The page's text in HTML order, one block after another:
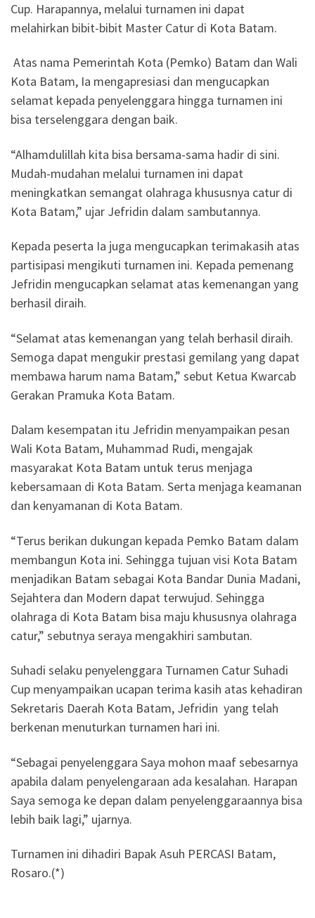
Cup. Harapannya, melalui turnamen ini dapat
melahirkan bibit-bibit Master Catur di Kota Batam.
Atas nama Pemerintah Kota (Pemko) Batam dan Wali
Kota Batam, Ia mengapresiasi dan mengucapkan
selamat kepada penyelenggara hingga turnamen ini
bisa terselenggara dengan baik.
“Alhamdulillah kita bisa bersama-sama hadir di sini.
Mudah-mudahan melalui turnamen ini dapat
meningkatkan semangat olahraga khususnya catur di
Kota Batam,” ujar Jefridin dalam sambutannya.
Kepada peserta Ia juga mengucapkan terimakasih atas
partisipasi mengikuti turnamen ini. Kepada pemenang
Jefridin mengucapkan selamat atas kemenangan yang
berhasil diraih.
“Selamat atas kemenangan yang telah berhasil diraih.
Semoga dapat mengukir prestasi gemilang yang dapat
membawa harum nama Batam,” sebut Ketua Kwarcab
Gerakan Pramuka Kota Batam.
Dalam kesempatan itu Jefridin menyampaikan pesan
Wali Kota Batam, Muhammad Rudi, mengajak
masyarakat Kota Batam untuk terus menjaga
kebersamaan di Kota Batam. Serta menjaga keamanan
dan kenyamanan di Kota Batam.
“Terus berikan dukungan kepada Pemko Batam dalam
membangun Kota ini. Sehingga tujuan visi Kota Batam
menjadikan Batam sebagai Kota Bandar Dunia Madani,
Sejahtera dan Modern dapat terwujud. Sehingga
olahraga di Kota Batam bisa maju khususnya olahraga
catur,” sebutnya seraya mengakhiri sambutan.
Suhadi selaku penyelenggara Turnamen Catur Suhadi
Cup menyampaikan ucapan terima kasih atas kehadiran
Sekretaris Daerah Kota Batam, Jefridin yang telah
berkenan menuturkan turnamen hari ini.
“Sebagai penyelenggara Saya mohon maaf sebesarnya
apabila dalam penyelengaraan ada kesalahan. Harapan
Saya semoga ke depan dalam penyelenggaraannya bisa
lebih baik lagi,” ujarnya.
Turnamen ini dihadiri Bapak Asuh PERCASI Batam,
Rosaro.(*)